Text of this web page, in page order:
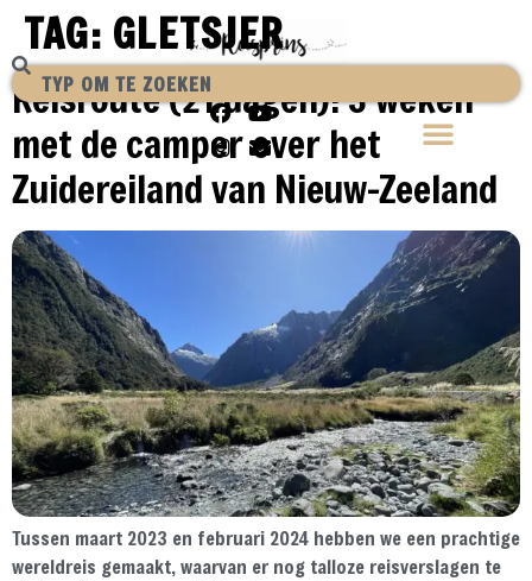
TAG: GLETSJER
Reisroute (21 dagen): 3 weken
met de camper over het
Zuidereiland van Nieuw-Zeeland
Tussen maart 2023 en februari 2024 hebben we een prachtige
wereldreis gemaakt, waarvan er nog talloze reisverslagen te